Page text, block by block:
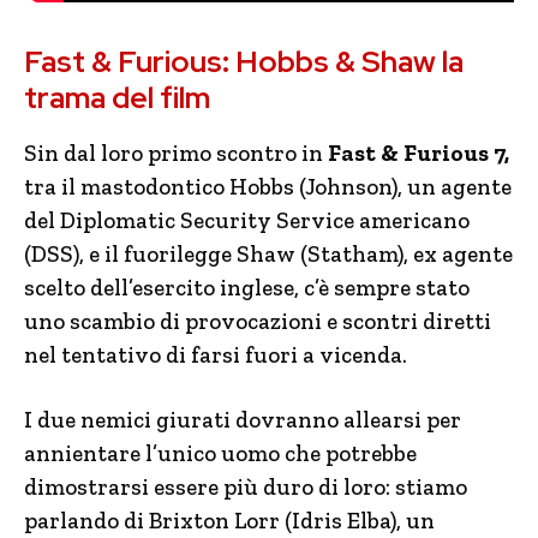
Fast & Furious: Hobbs & Shaw la
trama del film
Sin dal loro primo scontro in Fast & Furious 7,
tra il mastodontico Hobbs (Johnson), un agente
del Diplomatic Security Service americano
(DSS), e il fuorilegge Shaw (Statham), ex agente
scelto dell’esercito inglese, c’è sempre stato
uno scambio di provocazioni e scontri diretti
nel tentativo di farsi fuori a vicenda.
I due nemici giurati dovranno allearsi per
annientare l’unico uomo che potrebbe
dimostrarsi essere più duro di loro: stiamo
parlando di Brixton Lorr (Idris Elba), un